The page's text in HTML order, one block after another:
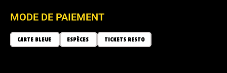
MODE DE PAIEMENT
CARTE BLEUE ESPÈCES TICKETS RESTO